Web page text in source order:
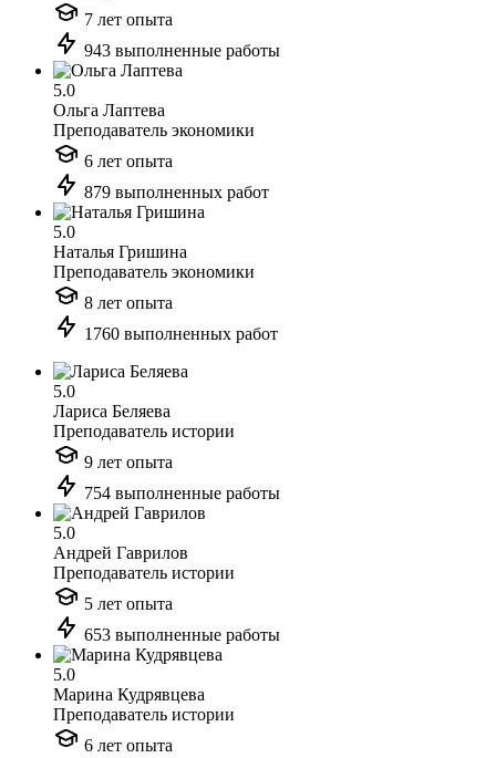
7 лет опыта
943 выполненные работы
5.0
Ольга Лаптева
Преподаватель экономики
6 лет опыта
879 выполненных работ
5.0
Наталья Гришина
Преподаватель экономики
8 лет опыта
1760 выполненных работ
5.0
Лариса Беляева
Преподаватель истории
9 лет опыта
754 выполненные работы
5.0
Андрей Гаврилов
Преподаватель истории
5 лет опыта
653 выполненные работы
5.0
Марина Кудрявцева
Преподаватель истории
6 лет опыта